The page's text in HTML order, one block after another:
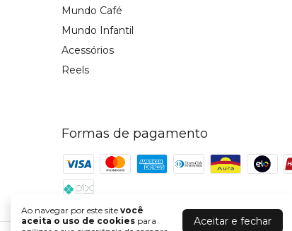
Ao navegar por este site você
aceita o uso de cookies para
Aceitar e fechar
Mundo Café
Mundo Infantil
Acessórios
Reels
Formas de pagamento